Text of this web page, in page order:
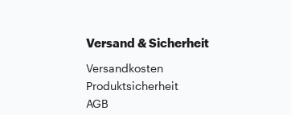
Versand & Sicherheit
Versandkosten
Produktsicherheit
AGB